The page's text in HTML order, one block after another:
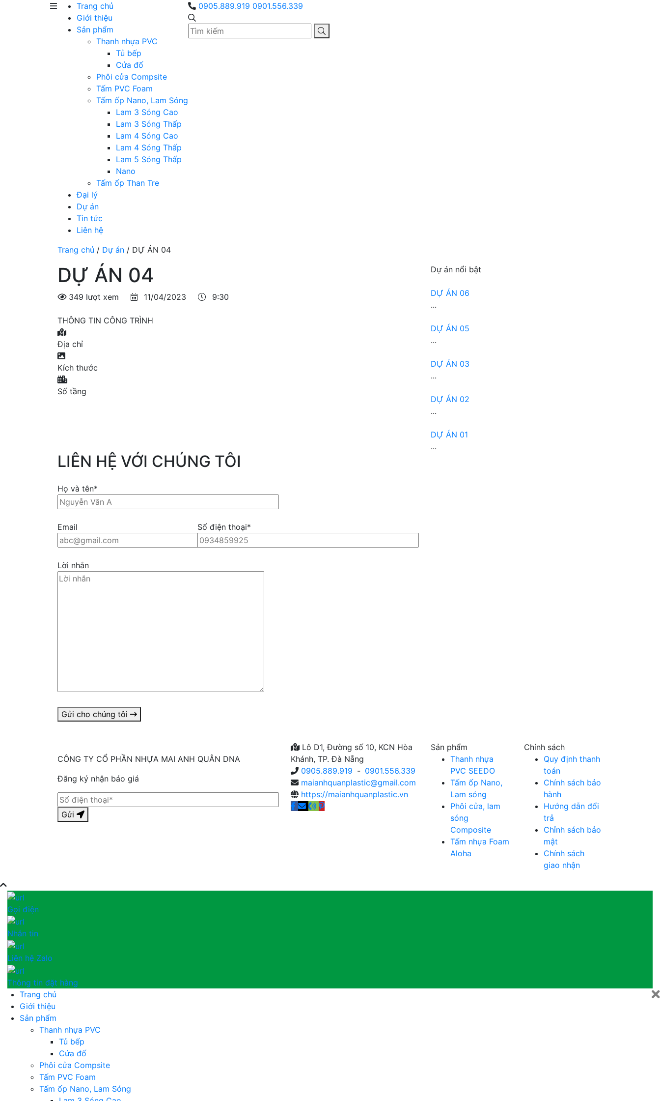
Trang chủ
Giới thiệu
Sản phẩm
Thanh nhựa PVC
Tủ bếp
Cửa đố
Phôi cửa Compsite
Tấm PVC Foam
Tấm ốp Nano, Lam Sóng
Lam 3 Sóng Cao
Lam 3 Sóng Thấp
Lam 4 Sóng Cao
Lam 4 Sóng Thấp
Lam 5 Sóng Thấp
Nano
Tấm ốp Than Tre
Đại lý
Dự án
Tin tức
Liên hệ
0905.889.919 0901.556.339
Trang chủ / Dự án / DỰ ÁN 04
DỰ ÁN 04
349 lượt xem 11/04/2023 9:30
THÔNG TIN CÔNG TRÌNH
Địa chỉ
Kích thước
Số tầng
Dự án nổi bật
DỰ ÁN 06
...
DỰ ÁN 05
...
DỰ ÁN 03
...
DỰ ÁN 02
...
DỰ ÁN 01
...
LIÊN HỆ VỚI CHÚNG TÔI
Họ và tên*
Email Số điện thoại*
Lời nhắn
Gửi cho chúng tôi
CÔNG TY CỔ PHẦN NHỰA MAI ANH QUÂN DNA
Đăng ký nhận báo giá
Gửi
Lô D1, Đường số 10, KCN Hòa
Khánh, TP. Đà Nẵng
0905.889.919 - 0901.556.339
maianhquanplastic@gmail.com
https://maianhquanplastic.vn
Sản phẩm
Thanh nhựa
PVC SEEDO
Tấm ốp Nano,
Lam sóng
Phôi cửa, lam
sóng
Composite
Tấm nhựa Foam
Aloha
Chính sách
Quy định thanh
toán
Chính sách bảo
hành
Hướng dẫn đổi
trả
Chỉnh sách bảo
mật
Chính sách
giao nhận
Gọi điện
Nhắn tin
Liên hệ Zalo
Thông tin đặt hàng
Trang chủ
Giới thiệu
Sản phẩm
Thanh nhựa PVC
Tủ bếp
Cửa đố
Phôi cửa Compsite
Tấm PVC Foam
Tấm ốp Nano, Lam Sóng